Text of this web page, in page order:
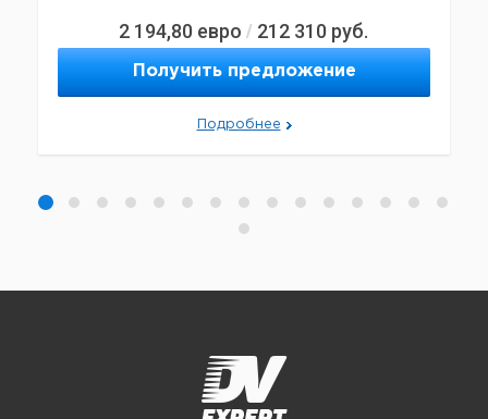
2 194,80 евро / 212 310 руб.
Получить предложение
Подробнее